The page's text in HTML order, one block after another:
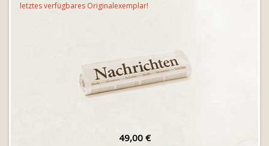
letztes verfügbares Originalexemplar!
49,00 €